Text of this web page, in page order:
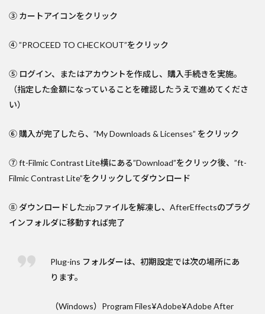
③ カートアイコンをクリック
④ ”PROCEED TO CHECKOUT”をクリック
⑤ ログイン、またはアカウントを作成し、購入手続きを実施。
（指定した金額になっていることを確認したうえで進めてくださ
い）
⑥ 購入が完了したら、”My Downloads & Licenses” をクリック
⑦ ft-Filmic Contrast Lite横にある”Download”をクリック後、”ft-
Filmic Contrast Lite”をクリックしてダウンロード
⑧ ダウンロードしたzipファイルを解凍し、AfterEffectsのプラグ
インフォルダに移動すれば完了
Plug-ins フォルダーは、初期設定では次の場所にあ
ります。
（Windows）Program Files¥Adobe¥Adobe After